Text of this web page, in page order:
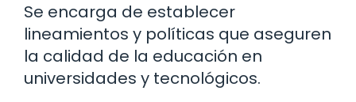
Se encarga de establecer
lineamientos y políticas que aseguren
la calidad de la educación en
universidades y tecnológicos.